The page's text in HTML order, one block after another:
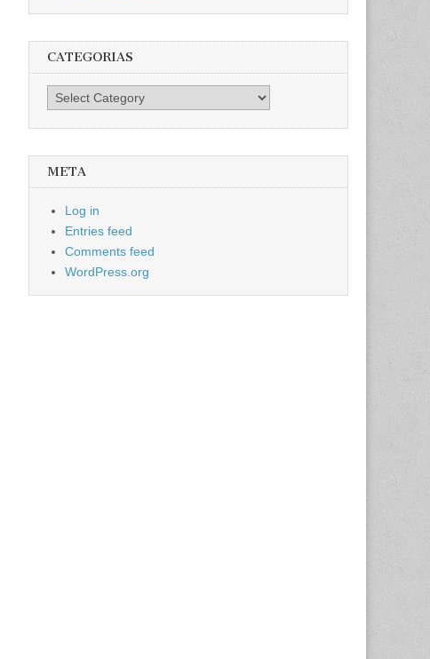
CATEGORIAS
Categorias
META
Log in
Entries feed
Comments feed
WordPress.org